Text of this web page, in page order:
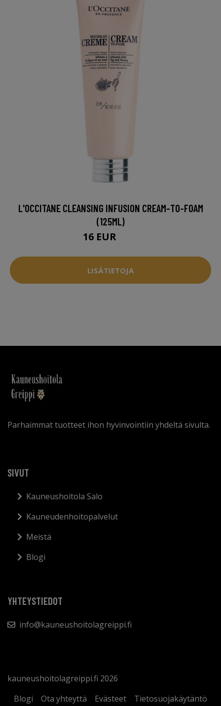
L'OCCITANE CLEANSING INFUSION CREAM-TO-FOAM
(125ML)
16 EUR
LISÄTIETOJA
Parhaimmat tuotteet ihon hyvinvointiin yhdeltä sivulta.
SIVUT
Kauneushoitola Salo
Kauneudenhoitopalvelut
Meistä
Blogi
YHTEYSTIEDOT
info@kauneushoitolagreippi.fi
kauneushoitolagreippi.fi 2026
Blogi
Ota yhteyttä Evästeet
Tietosuojakäytäntö